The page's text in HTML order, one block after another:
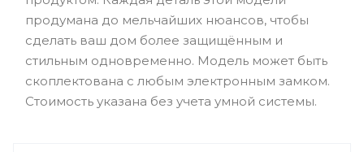
продумана до мельчайших нюансов, чтобы
сделать ваш дом более защищённым и
стильным одновременно. Модель может быть
скоплектована с любым электронным замком.
Стоимость указана без учета умной системы.